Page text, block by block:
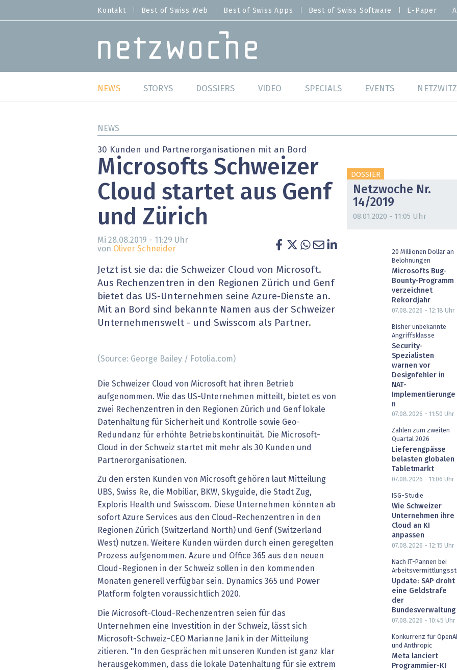
zum
MENU
Kontakt Best of Swiss Web Best of Swiss Apps Best of Swiss Software E-Paper
MAIN NAVIGATION
NEWS
Studien
Meinungen
Hands-on
» alle News
STORYS DOSSIERS
Best of Swiss Software
SAP S/4 Hana
Arbeitswelten
Gesundheit wird digital
Blockchain
EU-DSGVO
XaaS, Managed Services & Co.
» alle Dossiers
VIDEO SPECIALS
Cybersecurity
IT for Gov
Cloud & Managed Services
IT for Health
Artificial Intelligence
Finance 2030
Fintech & Insurtech
Professional AV & Digital Signage
EVENTS
Best of Swiss
NEWS
30 Kunden und Partnerorganisationen mit an Bord
Microsofts Schweizer
Cloud startet aus Genf
und Zürich
Mi 28.08.2019 - 11:29 Uhr
von Oliver Schneider
Jetzt ist sie da: die Schweizer Cloud von Microsoft.
Aus Rechenzentren in den Regionen Zürich und Genf
bietet das US-Unternehmen seine Azure-Dienste an.
Mit an Bord sind bekannte Namen aus der Schweizer
Unternehmenswelt - und Swisscom als Partner.
(Source: George Bailey / Fotolia.com)
Die Schweizer Cloud von Microsoft hat ihren Betrieb
aufgenommen. Wie das US-Unternehmen mitteilt, bietet es von
zwei Rechenzentren in den Regionen Zürich und Genf lokale
Datenhaltung für Sicherheit und Kontrolle sowie Geo-
Redundanz für erhöhte Betriebskontinuität. Die Microsoft-
Cloud in der Schweiz startet mit mehr als 30 Kunden und
Partnerorganisationen.
Zu den ersten Kunden von Microsoft gehören laut Mitteilung
UBS, Swiss Re, die Mobiliar, BKW, Skyguide, die Stadt Zug,
Exploris Health und Swisscom. Diese Unternehmen könnten ab
sofort Azure Services aus den Cloud-Rechenzentren in den
Regionen Zürich (Switzerland North) und Genf (Switzerland
West) nutzen. Weitere Kunden würden durch einen geregelten
Prozess aufgenommen. Azure und Office 365 aus den neuen
Cloud-Regionen in der Schweiz sollen in den kommenden
Monaten generell verfügbar sein. Dynamics 365 und Power
Platform folgten voraussichtlich 2020.
Die Microsoft-Cloud-Rechenzentren seien für das
Unternehmen eine Investition in der Schweiz, lässt sich
Microsoft-Schweiz-CEO Marianne Janik in der Mitteilung
zitieren. "In den Gesprächen mit unseren Kunden ist ganz klar
herausgekommen, dass die lokale Datenhaltung für sie extrem
DOSSIER
Netzwoche Nr.
14/2019
08.01.2020 - 11:05 Uhr
20 Millionen Dollar an
Belohnungen
Microsofts Bug-
Bounty-Programm
verzeichnet
Rekordjahr
07.08.2026 - 12:18 Uhr
Bisher unbekannte
Angriffsklasse
Security-
Spezialisten
warnen vor
Designfehler in
NAT-
Implementierunge
n
07.08.2026 - 11:50 Uhr
Zahlen zum zweiten
Quartal 2026
Lieferengpässe
belasten globalen
Tabletmarkt
07.08.2026 - 11:06 Uhr
ISG-Studie
Wie Schweizer
Unternehmen ihre
Cloud an KI
anpassen
07.08.2026 - 12:15 Uhr
Nach IT-Pannen bei
Update: SAP droht
eine Geldstrafe
der
Bundesverwaltung
07.08.2026 - 10:45 Uhr
Konkurrenz für OpenAI
und Anthropic
Meta lanciert
Programmier-KI